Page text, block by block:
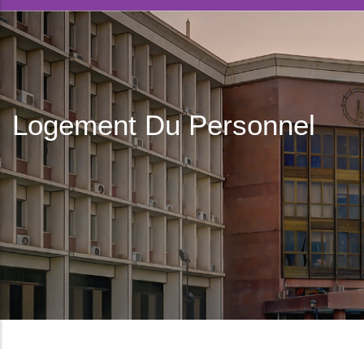
Logement Du Personnel